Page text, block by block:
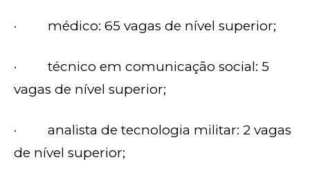
· médico: 65 vagas de nível superior;
· técnico em comunicação social: 5
vagas de nível superior;
· analista de tecnologia militar: 2 vagas
de nível superior;